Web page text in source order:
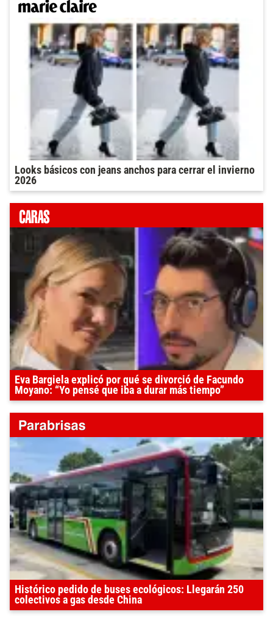
Looks básicos con jeans anchos para cerrar el invierno
2026
Eva Bargiela explicó por qué se divorció de Facundo
Moyano: “Yo pensé que iba a durar más tiempo”
Histórico pedido de buses ecológicos: Llegarán 250
colectivos a gas desde China